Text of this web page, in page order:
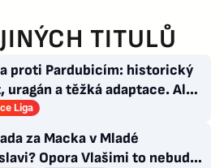
TITULŮ
proti Pardubicím: historický
uragán a těžká adaptace. Ale i
událost
Liga
za Macka v Mladé
Opora Vlašimi to nebude,